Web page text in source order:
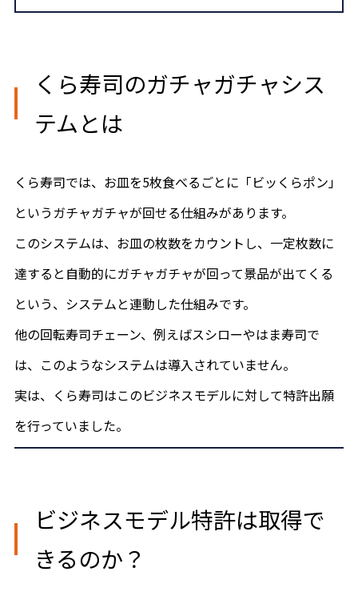
くら寿司のガチャガチャシス
テムとは
くら寿司では、お皿を5枚食べるごとに「ビッくらポン」
というガチャガチャが回せる仕組みがあります。
このシステムは、お皿の枚数をカウントし、一定枚数に
達すると自動的にガチャガチャが回って景品が出てくる
という、システムと連動した仕組みです。
他の回転寿司チェーン、例えばスシローやはま寿司で
は、このようなシステムは導入されていません。
実は、くら寿司はこのビジネスモデルに対して特許出願
を行っていました。
ビジネスモデル特許は取得で
きるのか？